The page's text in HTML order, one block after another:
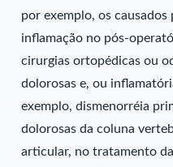
por exemplo, os
inflamação no pós-
cirurgias ortopédicas ou
dolorosas e, ou
exemplo, dismenorréia
dolorosas da coluna
articular, no tratamento